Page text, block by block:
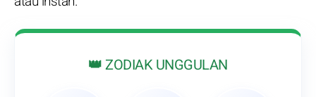
👑 ZODIAK UNGGULAN